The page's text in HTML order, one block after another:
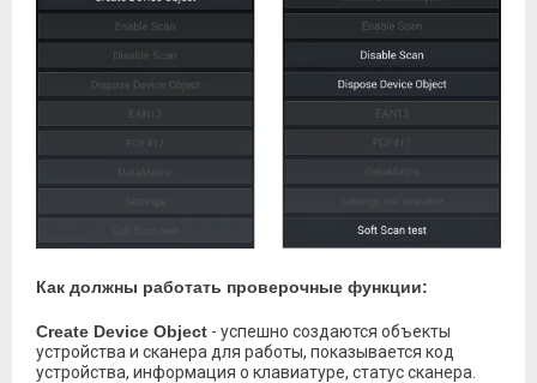
Как должны работать проверочные функции:
Create Device Object - успешно создаются объекты
устройства и сканера для работы, показывается код
устройства, информация о клавиатуре, статус сканера.